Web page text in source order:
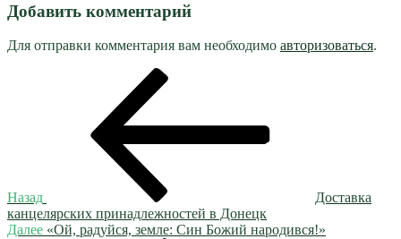
Добавить комментарий
Для отправки комментария вам необходимо авторизоваться.
Назад
Доставка
канцелярских принадлежностей в Донецк
Следующая
Далее «Ой, радуйся, земле: Син Божий народився!»